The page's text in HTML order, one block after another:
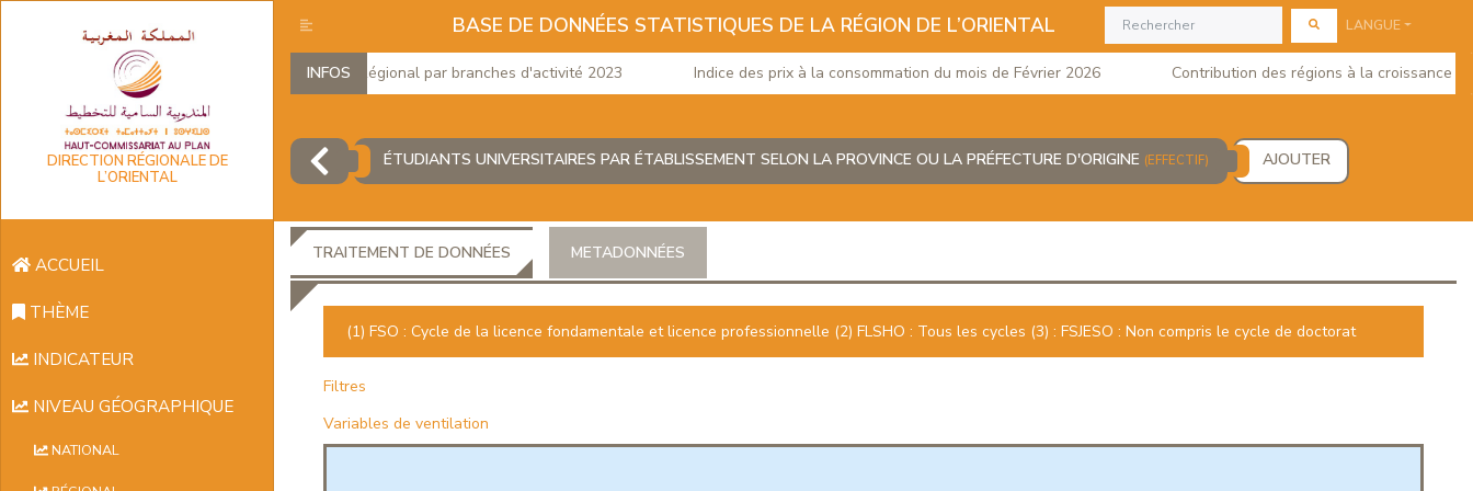
DIRECTION RÉGIONALE DE
L’ORIENTAL
ACCUEIL
THÈME
INDICATEUR
NIVEAU GÉOGRAPHIQUE
NATIONAL
BASE DE DONNÉES STATISTIQUES DE LA RÉGION DE L’ORIENTAL LANGUE
INFOS
Produit Intérieur Brut Régional par branches d'activité 2023 Indice des prix à la consommation du mois de Février 2026 Contribution des régions à la croissance du
ÉTUDIANTS UNIVERSITAIRES PAR ÉTABLISSEMENT SELON LA PROVINCE OU LA PRÉFECTURE D'ORIGINE (EFFECTIF) AJOUTER
TRAITEMENT DE DONNÉES METADONNÉES
(1) FSO : Cycle de la licence fondamentale et licence professionnelle (2) FLSHO : Tous les cycles (3) : FSJESO : Non compris le cycle de doctorat
Filtres
Variables de ventilation